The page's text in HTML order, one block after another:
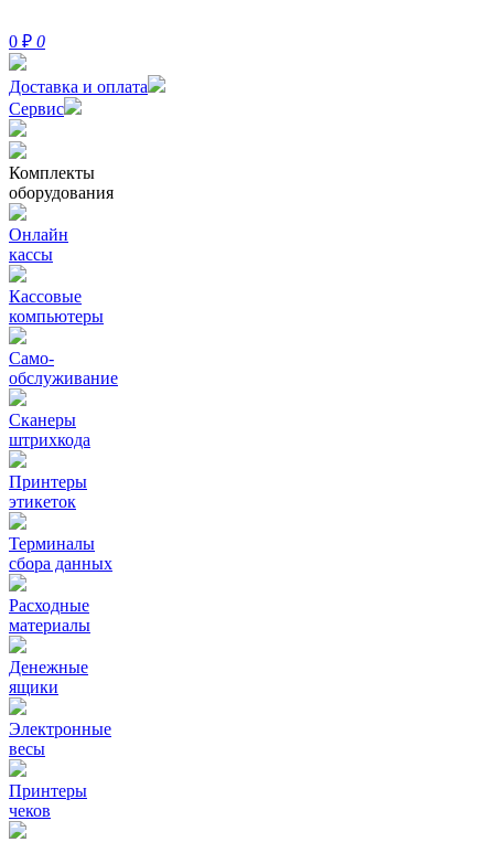
0 ₽ 0
Доставка и оплата
Сервис
Комплекты
оборудования
Онлайн
кассы
Кассовые
компьютеры
Само-
обслуживание
Сканеры
штрихкода
Принтеры
этикеток
Терминалы
сбора данных
Расходные
материалы
Денежные
ящики
Электронные
весы
Принтеры
чеков